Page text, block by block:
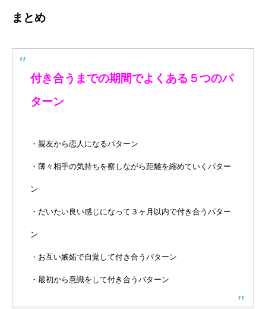
まとめ
付き合うまでの期間でよくある５つのパ
ターン
・親友から恋人になるパターン
・薄々相手の気持ちを察しながら距離を縮めていくパター
ン
・だいたい良い感じになって３ヶ月以内で付き合うパター
ン
・お互い嫉妬で自覚して付き合うパターン
・最初から意識をして付き合うパターン